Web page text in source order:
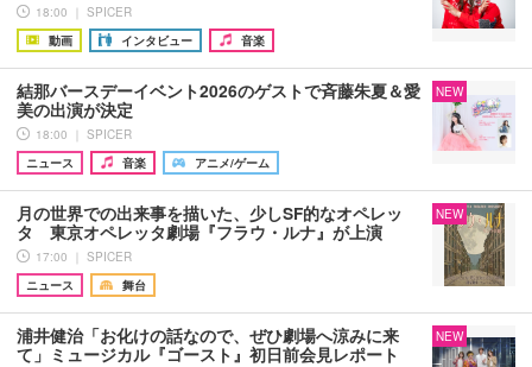
18:00 ｜ SPICER
動画
インタビュー 音楽
結那バースデーイベント2026のゲストで斉藤朱夏＆愛
美の出演が決定
18:00 ｜ SPICER
ニュース
音楽 アニメ/ゲーム
NEW
月の世界での出来事を描いた、少しSF的なオペレッ
タ 東京オペレッタ劇場『フラウ・ルナ』が上演
17:00 ｜ SPICER
ニュース
舞台
NEW
浦井健治「お化けの話なので、ぜひ劇場へ涼みに来
て」ミュージカル『ゴースト』初日前会見レポート
NEW